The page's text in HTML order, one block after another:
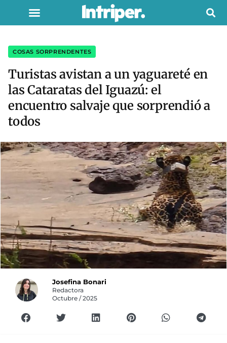
COSAS SORPRENDENTES
Turistas avistan a un yaguareté en
las Cataratas del Iguazú: el
encuentro salvaje que sorprendió a
todos
Josefina Bonari
Redactora
Octubre / 2025